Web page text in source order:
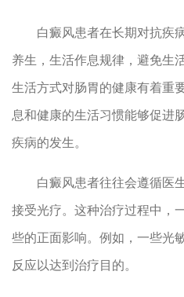
白癜风患者在长期对抗疾病
养生，生活作息规律，避免生
生活方式对肠胃的健康有着重
息和健康的生活习惯能够促进
疾病的发生。
白癜风患者往往会遵循医生
接受光疗。这种治疗过程中，
些的正面影响。例如，一些光
反应以达到治疗目的。